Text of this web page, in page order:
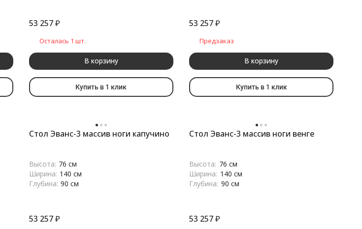
53 257₽
Осталась 1 шт.
В корзину
Купить в 1 клик
53 257₽
Предзаказ
В корзину
Купить в 1 клик
Стол Эванс-3 массив ноги капучино
Высота: 76 см
Ширина: 140 см
Глубина: 90 см
53 257₽
Стол Эванс-3 массив ноги венге
Высота: 76 см
Ширина: 140 см
Глубина: 90 см
53 257₽